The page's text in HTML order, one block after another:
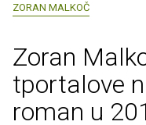
ZORAN MALKOČ
Zoran
tportalove
roman u